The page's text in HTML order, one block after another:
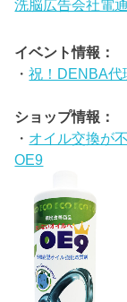
洗脳広告会社電
イベント情報：
・祝！DENBA代
ショップ情報：
・ オイル交換が
OE9